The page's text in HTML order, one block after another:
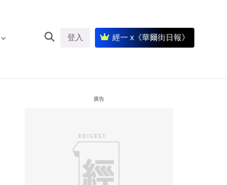
登入 經一 x《華爾街日報》
廣告